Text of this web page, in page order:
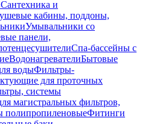
Сантехника и
кабины, поддоны,
Умывальники со
панели,
Спа-бассейны с
ВодонагревателиБытовые
водыФильтры-
для проточных
системы
магистральных фильтров,
полипропиленовыеФитинги